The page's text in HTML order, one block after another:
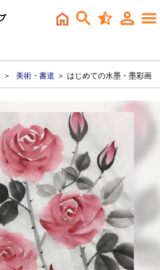
＞ 美術・書道 ＞ はじめての水墨・墨彩画